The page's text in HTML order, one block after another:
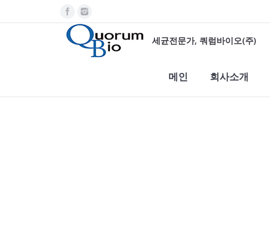
세균전문가, 쿼럼바이오(주)
메인 회사소개